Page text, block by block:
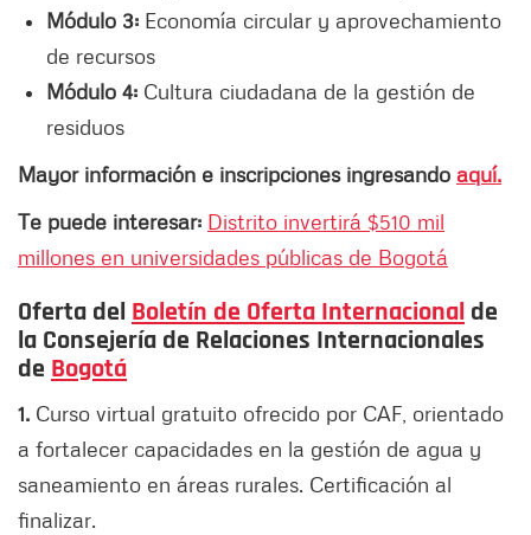
Módulo 3: Economía circular y aprovechamiento
de recursos
Módulo 4: Cultura ciudadana de la gestión de
residuos
Mayor información e inscripciones ingresando aquí.
Te puede interesar: Distrito invertirá $510 mil
millones en universidades públicas de Bogotá
Oferta del Boletín de Oferta Internacional de
la Consejería de Relaciones Internacionales
de Bogotá
1. Curso virtual gratuito ofrecido por CAF, orientado
a fortalecer capacidades en la gestión de agua y
saneamiento en áreas rurales. Certificación al
finalizar.